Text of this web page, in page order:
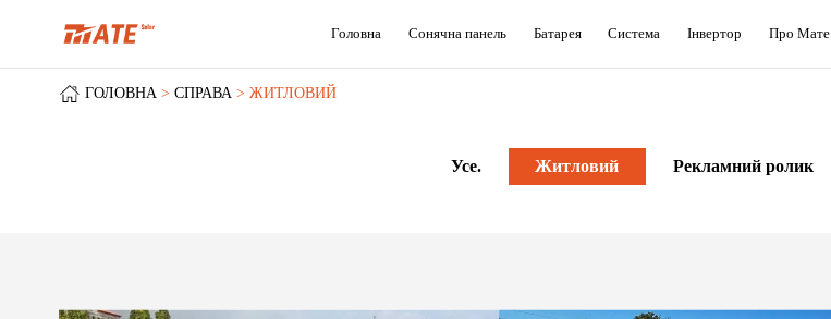
Головна Сонячна панель Батарея Система Інвертор Про Мате
ГОЛОВНА СПРАВА ЖИТЛОВИЙ
Усе. Житловий Рекламний ролик